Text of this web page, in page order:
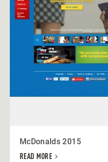
McDonalds 2015
READ MORE